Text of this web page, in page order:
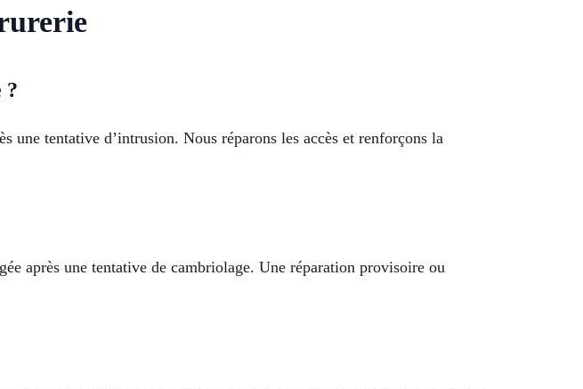
?
une tentative d’intrusion. Nous réparons les accès et renforçons la
après une tentative de cambriolage. Une réparation provisoire ou